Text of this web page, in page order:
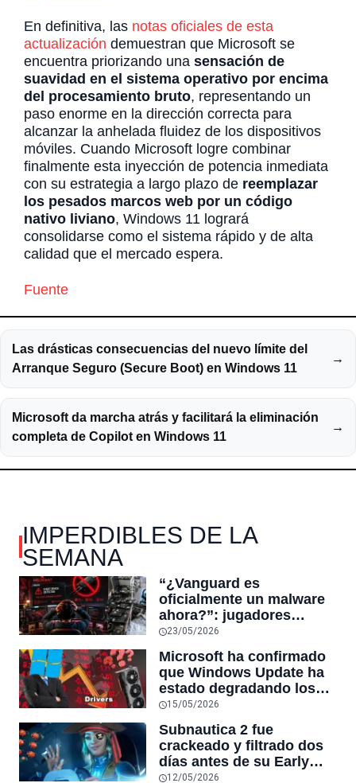
En definitiva, las notas oficiales de esta
actualización demuestran que Microsoft se
encuentra priorizando una sensación de
suavidad en el sistema operativo por encima
del procesamiento bruto, representando un
paso enorme en la dirección correcta para
alcanzar la anhelada fluidez de los dispositivos
móviles. Cuando Microsoft logre combinar
finalmente esta inyección de potencia inmediata
con su estrategia a largo plazo de reemplazar
los pesados marcos web por un código
nativo liviano, Windows 11 logrará
consolidarse como el sistema rápido y de alta
calidad que el mercado espera.
Fuente
Las drásticas consecuencias del nuevo límite del
Arranque Seguro (Secure Boot) en Windows 11
→
Microsoft da marcha atrás y facilitará la eliminación
completa de Copilot en Windows 11
→
IMPERDIBLES DE LA
SEMANA
“¿Vanguard es
oficialmente un malware
ahora?”: jugadores
reaccionan al sistema
VALORANT tras inutilizar
hardware usado por
cheaters
23/05/2026
Microsoft ha confirmado
que Windows Update ha
estado degradando los
controladores de GPU
más antiguos
15/05/2026
Subnautica 2 fue
crackeado y filtrado dos
días antes de su Early
Access en Steam,
12/05/2026